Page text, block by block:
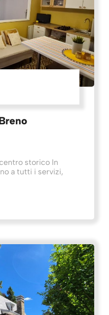
storico In
a tutti i servizi,